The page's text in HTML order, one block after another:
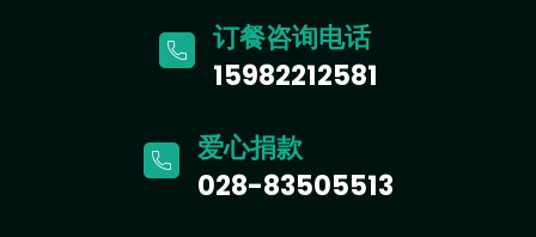
订餐咨询电话
15982212581
爱心捐款
028-83505513